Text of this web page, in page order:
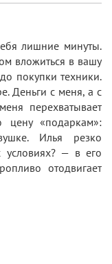
лишние минуты.
вложиться в вашу
покупки техники.
Деньги с меня, а с
перехватывает
«подаркам»:
Илья резко
условиях? — в его
отодвигает